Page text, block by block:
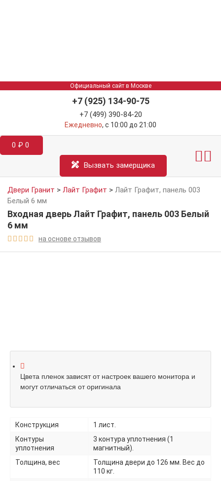
Официальный сайт в Москве
+7 (925) 134-90-75
+7 (499) 390-84-20
Ежедневно, с 10:00 до 21:00
0 ₽ 0
Вызвать замерщика
Двери Гранит > Лайт Графит > Лайт Графит, панель 003
Белый 6 мм
Входная дверь Лайт Графит, панель 003 Белый
6 мм
     на основе отзывов
Цвета пленок зависят от настроек вашего монитора и
могут отличаться от оригинала
Конструкция
1 лист.
Контуры
уплотнения
3 контура уплотнения (1
магнитный).
Толщина, вес
Толщина двери до 126 мм. Вес до
110 кг.